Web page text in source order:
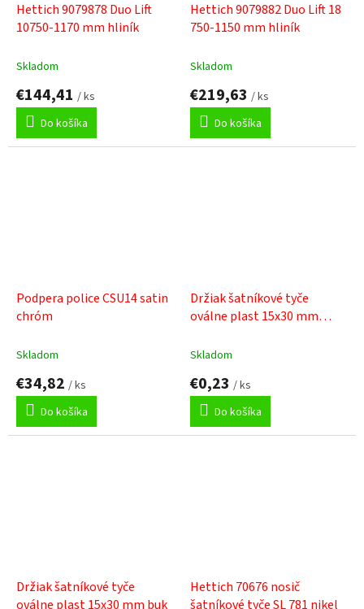
Hettich 9079878 Duo Lift
10750-1170 mm hliník
Skladom
€144,41 / ks
Do košíka
Hettich 9079882 Duo Lift 18
750-1150 mm hliník
Skladom
€219,63 / ks
Do košíka
Podpera police CSU14 satin
chróm
Skladom
€34,82 / ks
Do košíka
Držiak šatníkové tyče
oválne plast 15x30 mm
Skladom
€0,23 / ks
Do košíka
Držiak šatníkové tyče
oválne plast 15x30 mm buk
Hettich 70676 nosič
šatníkové tyče SL 781 nikel